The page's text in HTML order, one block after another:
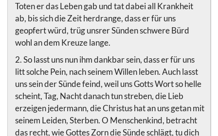
Toten er das Leben gab und tat dabei all Krankheit
ab, bis sich die Zeit herdrange, dass er für uns
geopfert würd, trüg unsrer Sünden schwere Bürd
wohl an dem Kreuze lange.
2. So lasst uns nun ihm dankbar sein, dass er für uns
litt solche Pein, nach seinem Willen leben. Auch lasst
uns sein der Sünde feind, weil uns Gotts Wort so helle
scheint, Tag, Nacht danach tun streben, die Lieb
erzeigen jedermann, die Christus hat an uns getan mit
seinem Leiden, Sterben. O Menschenkind, betracht
das recht, wie Gottes Zorn die Sünde schlägt, tu dich